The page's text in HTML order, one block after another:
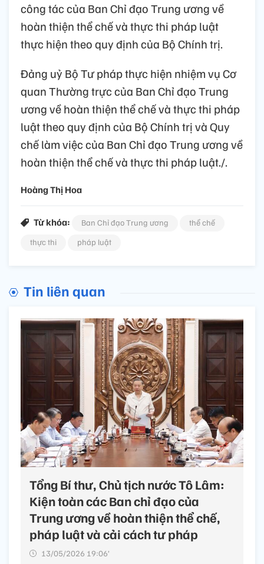
công tác của Ban Chỉ đạo Trung ương về
hoàn thiện thể chế và thực thi pháp luật
thực hiện theo quy định của Bộ Chính trị.
Đảng uỷ Bộ Tư pháp thực hiện nhiệm vụ Cơ
quan Thường trực của Ban Chỉ đạo Trung
ương về hoàn thiện thể chế và thực thi pháp
luật theo quy định của Bộ Chính trị và Quy
chế làm việc của Ban Chỉ đạo Trung ương về
hoàn thiện thể chế và thực thi pháp luật./.
Hoàng Thị Hoa
Từ khóa: Ban Chỉ đạo Trung ương
thể chế
thực thi
pháp luật
Tin liên quan
Tổng Bí thư, Chủ tịch nước Tô Lâm:
Kiện toàn các Ban chỉ đạo của
Trung ương về hoàn thiện thể chế,
pháp luật và cải cách tư pháp
13/05/2026 19:06’